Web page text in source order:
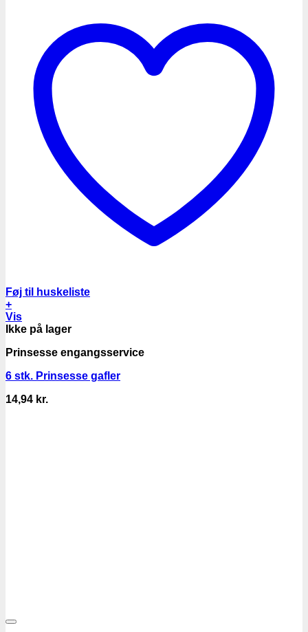
Føj til huskeliste
+
Vis
Ikke på lager
Prinsesse engangsservice
6 stk. Prinsesse gafler
14,94 kr.